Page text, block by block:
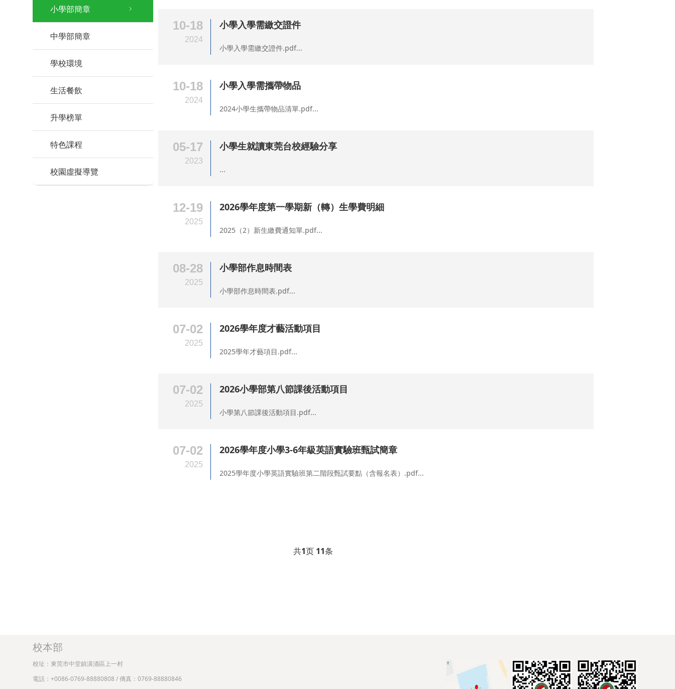
小學部簡章
中學部簡章
學校環境
生活餐飲
升學榜單
特色課程
校園虛擬導覽
10-18
2024
小學入學需繳交證件
小學入學需繳交證件.pdf...
10-18
2024
小學入學需攜帶物品
2024小學生攜帶物品清單.pdf...
05-17
2023
小學生就讀東莞台校經驗分享
...
12-19
2025
2026學年度第一學期新（轉）生學費明細
2025（2）新生繳費通知單.pdf...
08-28
2025
小學部作息時間表
小學部作息時間表.pdf...
07-02
2025
2026學年度才藝活動項目
2025學年才藝項目.pdf...
07-02
2025
2026小學部第八節課後活動項目
小學第八節課後活動項目.pdf...
07-02
2025
2026學年度小學3-6年級英語實驗班甄試簡章
2025學年度小學英語實驗班第二階段甄試要點（含報名表）.pdf...
共1页 11条
校本部
校址：東莞市中堂鎮潢涌區上一村
電話：+0086-0769-88880808 / 傳真：0769-88880846